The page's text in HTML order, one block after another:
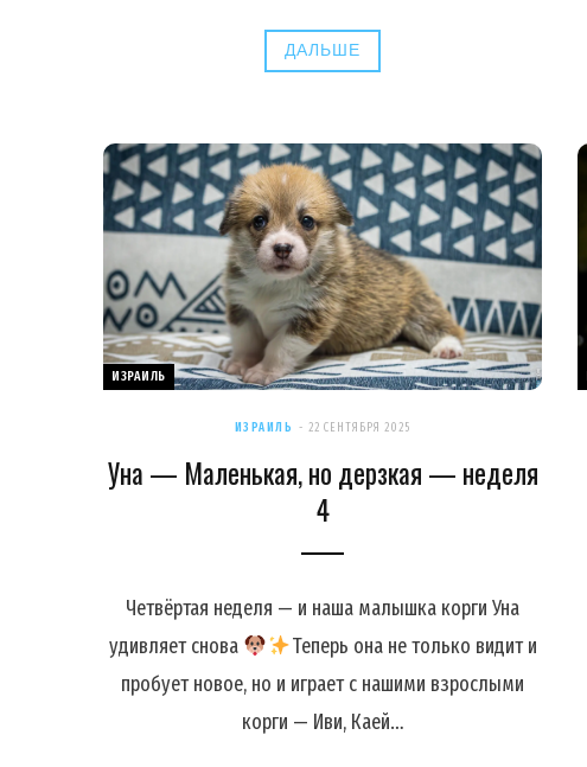
ДАЛЬШЕ
ИЗРАИЛЬ
ИЗРАИЛЬ 22 СЕНТЯБРЯ 2025
Уна — Маленькая, но дерзкая — неделя
4
Четвёртая неделя — и наша малышка корги Уна
удивляет снова
Теперь она не только видит и
пробует новое, но и играет с нашими взрослыми
корги — Иви, Каей…